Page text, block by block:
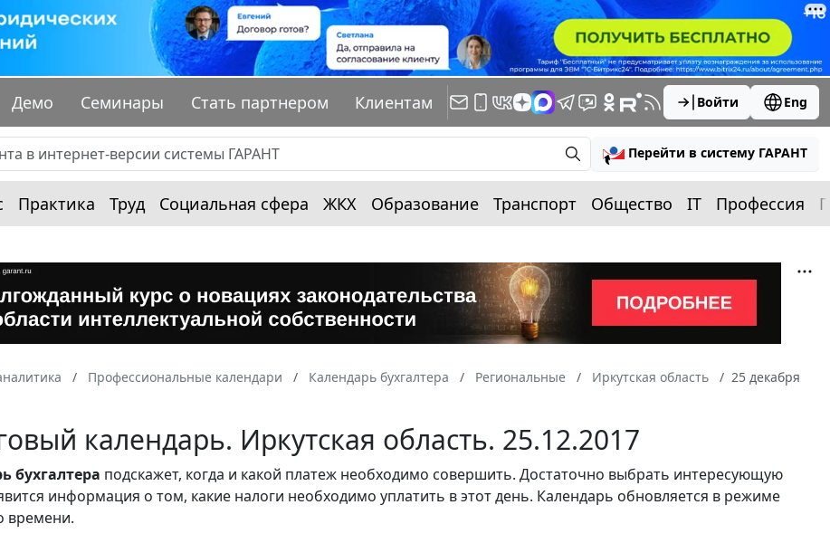
Демо Семинары Стать партнером Клиентам Войти Eng
Перейти в систему ГАРАНТ
Практика Труд Социальная сфера ЖКХ Образование Транспорт Общество IT Профессия
Профессиональные календари Календарь бухгалтера Региональные Иркутская область
25 декабря
календарь. Иркутская область. 25.12.2017
бухгалтера подскажет, когда и какой платеж необходимо совершить. Достаточно выбрать интересующую
информация о том, какие налоги необходимо уплатить в этот день. Календарь обновляется в режиме
времени.